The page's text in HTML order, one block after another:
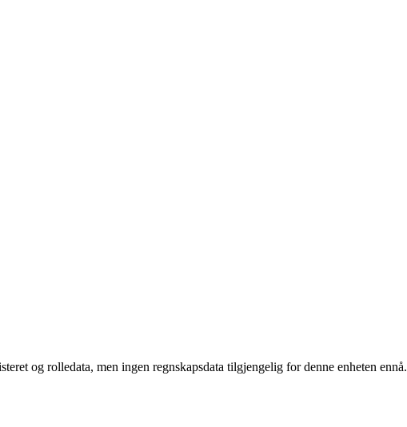
og rolledata, men ingen regnskapsdata tilgjengelig for denne enheten ennå.